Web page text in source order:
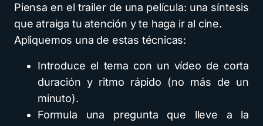
Piensa en el trailer de una película: una síntesis
que atraiga tu atención y te haga ir al cine.
Apliquemos una de estas técnicas:
Introduce el tema con un vídeo de corta
duración y ritmo rápido (no más de un
minuto).
Formula una pregunta que lleve a la